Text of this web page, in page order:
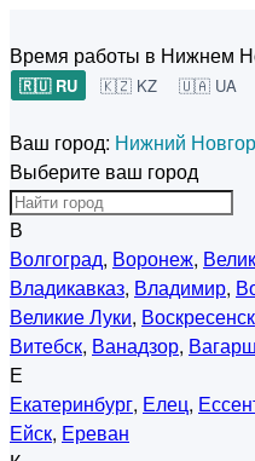
Время работы в Нижнем
🇷🇺 RU 🇰🇿 KZ 🇺🇦 UA
Ваш город: Нижний
Выберите ваш город
В
Волгоград, Воронеж,
Владикавказ, Владимир,
Великие Луки, Воскресенск
Витебск, Ванадзор,
Е
Екатеринбург, Елец,
Ейск, Ереван